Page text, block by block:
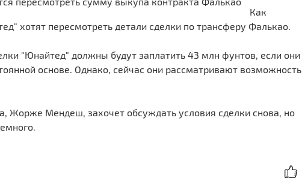
Как
хотят пересмотреть детали сделки по трансферу Фалькао.
"Юнайтед" должны будут заплатить 43 млн фунтов, если они
основе. Однако, сейчас они рассматривают возможность
Жорже Мендеш, захочет обсуждать условия сделки снова, но